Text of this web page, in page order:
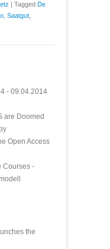
| Tagged De
Saatgut
- 09.04.2014
are Doomed
Open Access
Courses -
the